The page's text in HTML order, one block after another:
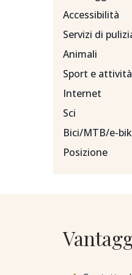
Accessibilità
Servizi di
Animali
Sport e attività
Internet
Sci
Bici/MTB/e-
Posizione